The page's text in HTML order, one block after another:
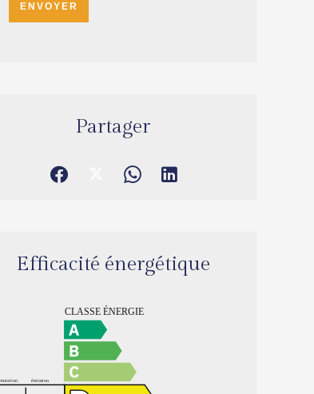
ENVOYER
Partager
Efficacité énergétique